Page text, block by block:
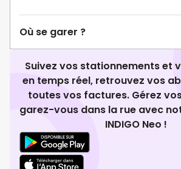
Où se garer ?
Suivez vos stationnements et
en temps réel, retrouvez vos
toutes vos factures. Gérez
garez-vous dans la rue avec
INDIGO Neo !